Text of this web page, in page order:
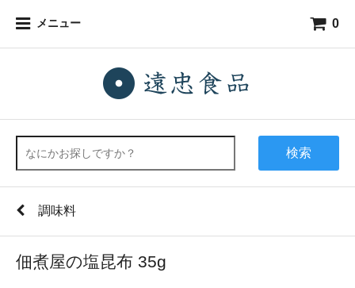
メニュー 0
検索
調味料
佃煮屋の塩昆布 35g